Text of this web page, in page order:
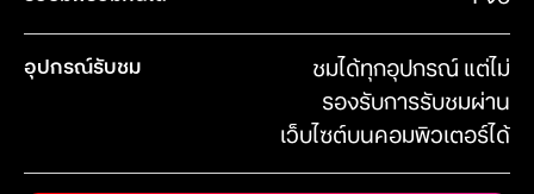
FAQs
อุปกรณ์รับชม
ชมได้ทุกอุปกรณ์ แต่ไม่
รองรับการรับชมผ่าน
เว็บไซต์บนคอมพิวเตอร์ได้